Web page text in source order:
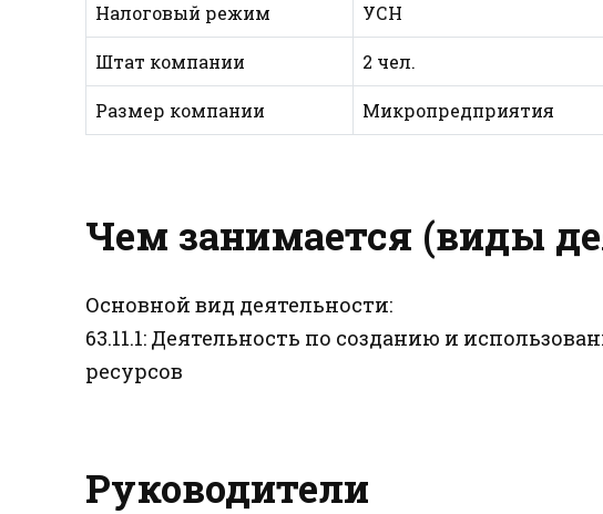
Налоговый режим УСН
Штат компании 2 чел.
Размер компании Микропредприятия
Чем занимается (виды
Основной вид деятельности:
63.11.1: Деятельность по созданию и
ресурсов
Руководители